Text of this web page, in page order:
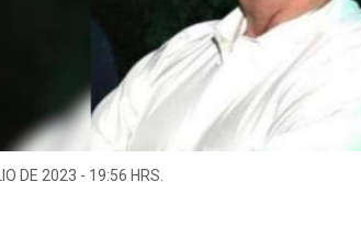
DE 2023 - 19:56 HRS.